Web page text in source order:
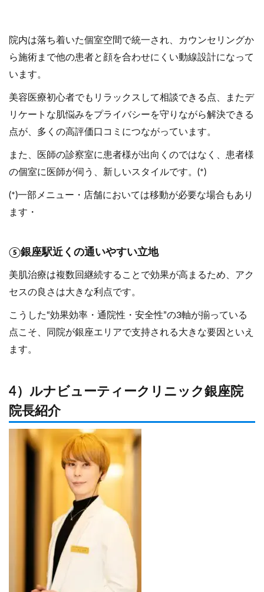
院内は落ち着いた個室空間で統一され、カウンセリングか
ら施術まで他の患者と顔を合わせにくい動線設計になって
います。
美容医療初心者でもリラックスして相談できる点、またデ
リケートな肌悩みをプライバシーを守りながら解決できる
点が、多くの高評価口コミにつながっています。
また、医師の診察室に患者様が出向くのではなく、患者様
の個室に医師が伺う、新しいスタイルです。(*)
(*)一部メニュー・店舗においては移動が必要な場合もあり
ます・
⑤銀座駅近くの通いやすい立地
美肌治療は複数回継続することで効果が高まるため、アク
セスの良さは大きな利点です。
こうした“効果効率・通院性・安全性”の3軸が揃っている
点こそ、同院が銀座エリアで支持される大きな要因といえ
ます。
4）ルナビューティークリニック銀座院
院長紹介